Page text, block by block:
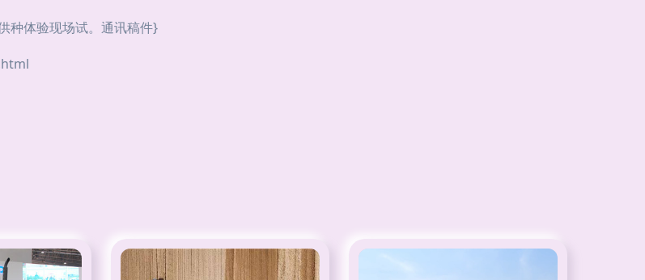
种体验现场试。通讯稿件}